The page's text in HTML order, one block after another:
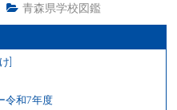
青森県学校図鑑
]
令和7年度